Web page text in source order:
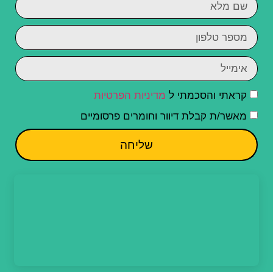
קראתי והסכמתי ל מדיניות הפרטיות
מאשר/ת קבלת דיוור וחומרים פרסומיים
שליחה